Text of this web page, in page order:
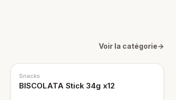
Voir la catégorie→
Snacks
BISCOLATA Stick 34g x12